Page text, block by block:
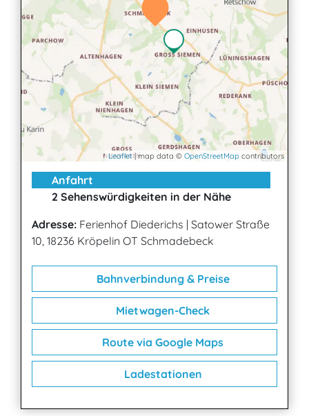
Leaflet| map data © OpenStreetMap contributors
Anfahrt
2 Sehenswürdigkeiten in der Nähe
Adresse: Ferienhof Diederichs | Satower Straße
10, 18236 Kröpelin OT Schmadebeck
Bahnverbindung & Preise
Mietwagen-Check
Route via Google Maps
Ladestationen